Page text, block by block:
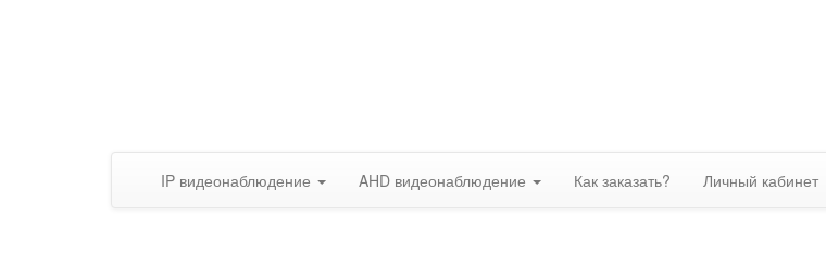
IP видеонаблюдение AHD видеонаблюдение Как заказать? Личный кабинет